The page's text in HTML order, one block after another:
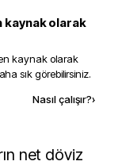
olarak
kaynak olarak
sık görebilirsiniz.
Nasıl çalışır?›